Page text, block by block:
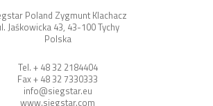
Poland Zygmunt Klachacz
Jaśkowicka 43, 43-100 Tychy
Polska
Tel. + 48 32 2184404
Fax + 48 32 7330333
info@siegstar.eu
www.siegstar.com